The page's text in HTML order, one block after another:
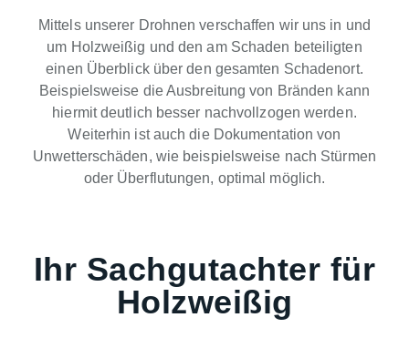
Mittels unserer Drohnen verschaffen wir uns in und
um Holzweißig und den am Schaden beteiligten
einen Überblick über den gesamten Schadenort.
Beispielsweise die Ausbreitung von Bränden kann
hiermit deutlich besser nachvollzogen werden.
Weiterhin ist auch die Dokumentation von
Unwetterschäden, wie beispielsweise nach Stürmen
oder Überflutungen, optimal möglich.
Ihr Sachgutachter für
Holzweißig